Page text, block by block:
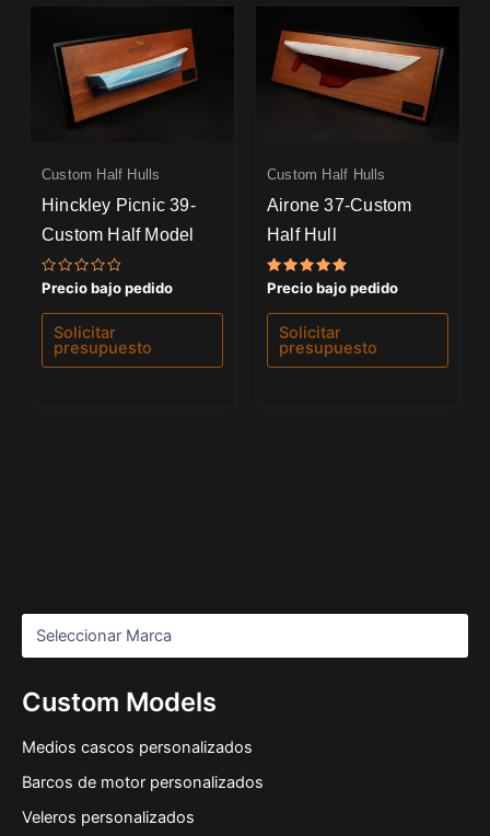
Custom Models
Medios cascos personalizados
Barcos de motor personalizados
Veleros personalizados
Custom Half Hulls
Hinckley Picnic 39-
Custom Half Model
Valorado
con
0
de
Precio bajo pedido
Solicitar
presupuesto
Custom Half Hulls
Airone 37-Custom
Half Hull
Valorado
con
5.00
de 5
Precio bajo pedido
Solicitar
presupuesto